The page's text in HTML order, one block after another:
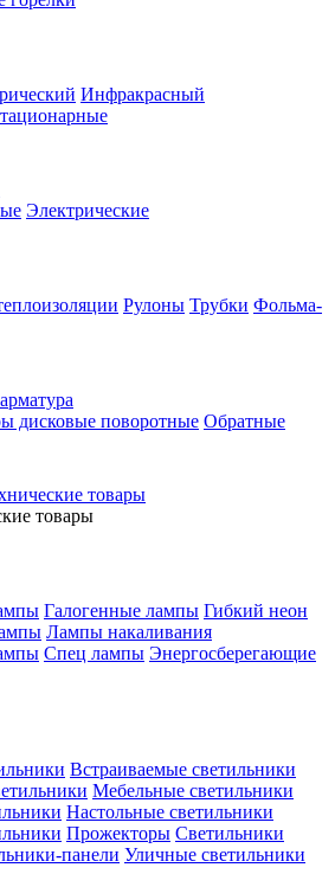
Инфракрасный
Электрические
Рулоны Трубки Фольма-
дисковые поворотные Обратные
товары
товары
Галогенные лампы Гибкий неон
Лампы накаливания
Спец лампы Энергосберегающие
Встраиваемые светильники
Мебельные светильники
Настольные светильники
Прожекторы Светильники
панели Уличные светильники